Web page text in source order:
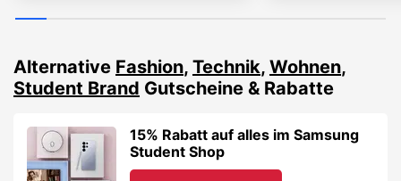
Alternative Fashion, Technik, Wohnen,
Student Brand Gutscheine & Rabatte
15% Rabatt auf alles im Samsung
Student Shop